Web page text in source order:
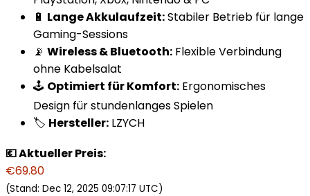
🔋 Lange Akkulaufzeit:Stabiler Betrieb für lange
Gaming-Sessions
📡 Wireless & Bluetooth: Flexible Verbindung
ohne Kabelsalat
🕹️ Optimiert für Komfort: Ergonomisches
Design für stundenlanges Spielen
🏷️ Hersteller: LZYCH
💶 Aktueller Preis:
€69.80
(Stand: Dec 12, 2025 09:07:17 UTC)